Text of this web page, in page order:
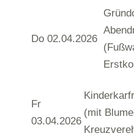
Do 02.04.2026
Fr
03.04.2026
(mit